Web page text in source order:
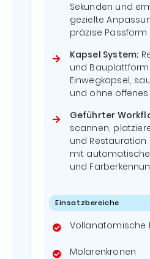
Sekunden und
gezielte
präzise Passform
Kapsel System:
und
Einwegkapsel,
und ohne offenes
Geführter
scannen,
und
mit
und
Einsatzbereiche
Vollanatomische
Molarenkronen